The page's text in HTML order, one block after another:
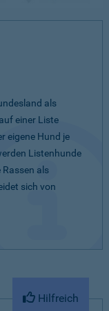
als
einer Liste
eigene Hund je
Listenhunde
als
sich von
Hilfreich